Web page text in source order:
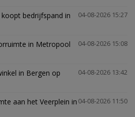
04-08-2026 15:27
bedrijfspand in
04-08-2026 15:08
in Metropool
04-08-2026 13:42
in Bergen op
04-08-2026 11:50
aan het Veerplein in